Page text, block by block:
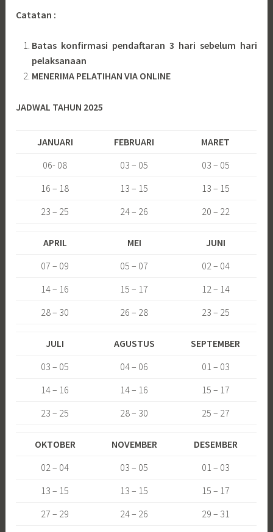
Catatan :
Batas konfirmasi pendaftaran 3 hari sebelum hari
pelaksanaan
MENERIMA PELATIHAN VIA ONLINE
JADWAL TAHUN 2025
JANUARI FEBRUARI
MARET
06- 08
03 – 05
03 – 05
16 – 18
13 – 15
13 – 15
23 – 25
24 – 26 20 – 22
APRIL MEI
JUNI
07 – 09
05 – 07
02 – 04
14 – 16
15 – 17
12 – 14
28 – 30
26 – 28 23 – 25
JULI AGUSTUS
SEPTEMBER
03 – 05
04 – 06
01 – 03
14 – 16
14 – 16
15 – 17
23 – 25
28 – 30 25 – 27
OKTOBER NOVEMBER
DESEMBER
02 – 04
03 – 05
01 – 03
13 – 15
13 – 15
15 – 17
27 – 29
24 – 26 29 – 31